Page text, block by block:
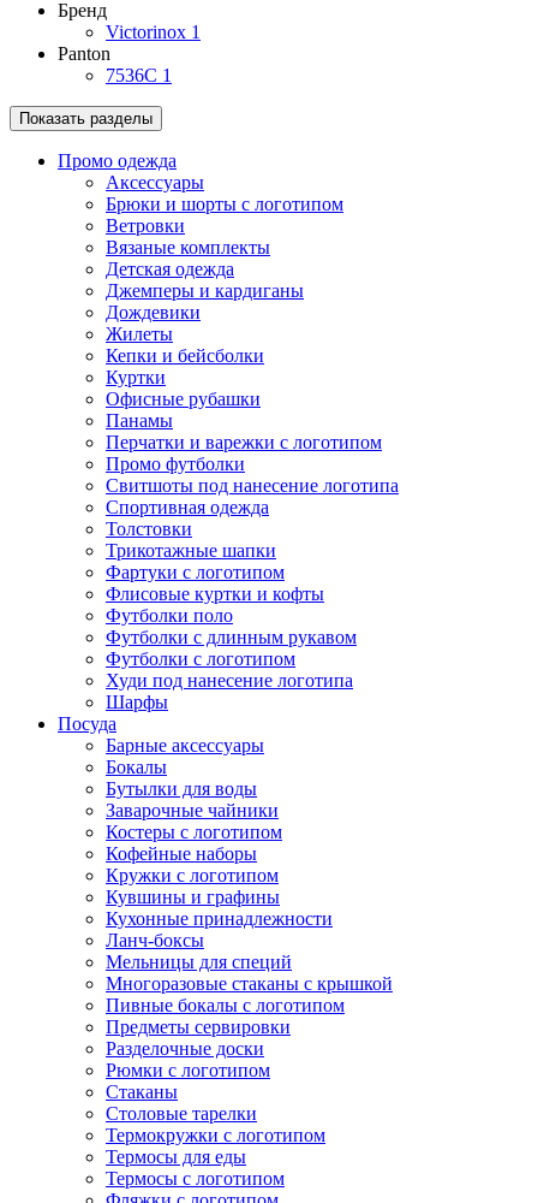
Бренд
Victorinox 1
Panton
7536C 1
Показать разделы
Промо одежда
Аксессуары
Брюки и шорты с логотипом
Ветровки
Вязаные комплекты
Детская одежда
Джемперы и кардиганы
Дождевики
Жилеты
Кепки и бейсболки
Куртки
Офисные рубашки
Панамы
Перчатки и варежки с логотипом
Промо футболки
Свитшоты под нанесение логотипа
Спортивная одежда
Толстовки
Трикотажные шапки
Фартуки с логотипом
Флисовые куртки и кофты
Футболки поло
Футболки с длинным рукавом
Футболки с логотипом
Худи под нанесение логотипа
Шарфы
Посуда
Барные аксессуары
Бокалы
Бутылки для воды
Заварочные чайники
Костеры с логотипом
Кофейные наборы
Кружки с логотипом
Кувшины и графины
Кухонные принадлежности
Ланч-боксы
Мельницы для специй
Многоразовые стаканы с крышкой
Пивные бокалы с логотипом
Предметы сервировки
Разделочные доски
Рюмки с логотипом
Стаканы
Столовые тарелки
Термокружки с логотипом
Термосы для еды
Термосы с логотипом